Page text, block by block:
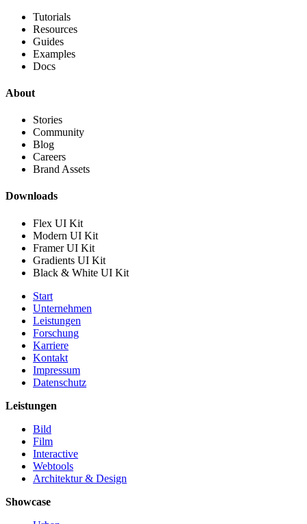
Tutorials
Resources
Guides
Examples
Docs
About
Stories
Community
Blog
Careers
Brand Assets
Downloads
Flex UI Kit
Modern UI Kit
Framer UI Kit
Gradients UI Kit
Black & White UI Kit
Start
Unternehmen
Leistungen
Forschung
Karriere
Kontakt
Impressum
Datenschutz
Leistungen
Bild
Film
Interactive
Webtools
Architektur & Design
Showcase